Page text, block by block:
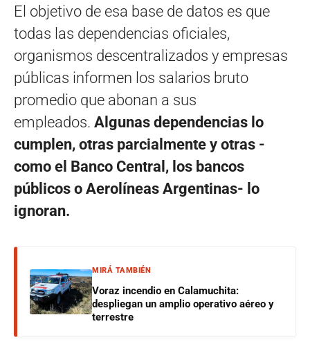
El objetivo de esa base de datos es que
todas las dependencias oficiales,
organismos descentralizados y empresas
públicas informen los salarios bruto
promedio que abonan a sus
empleados. Algunas dependencias lo
cumplen, otras parcialmente y otras -
como el Banco Central, los bancos
públicos o Aerolíneas Argentinas- lo
ignoran.
MIRÁ TAMBIÉN
Voraz incendio en Calamuchita:
despliegan un amplio operativo aéreo y
terrestre